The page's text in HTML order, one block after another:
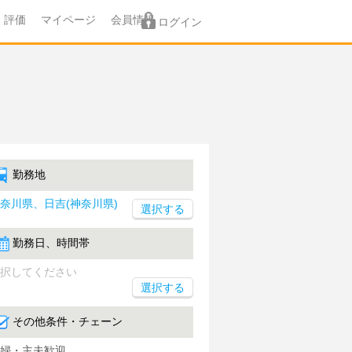
評価 マイページ 会員情報 ログイン
勤務地
川県、日吉(神奈川県)
勤務日、時間帯
してください
選択する
その他条件・チェーン